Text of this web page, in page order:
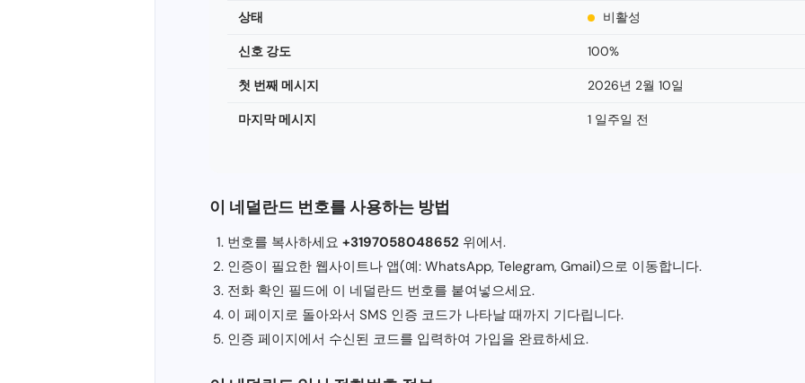
상태 비활성
신호 강도 100%
첫 번째 메시지 2026년 2월 10일
마지막 메시지 1 일주일 전
이 네덜란드 번호를 사용하는 방법
번호를 복사하세요 +3197058048652 위에서.
인증이 필요한 웹사이트나 앱(예: WhatsApp, Telegram, Gmail)으로 이동합니다.
전화 확인 필드에 이 네덜란드 번호를 붙여넣으세요.
이 페이지로 돌아와서 SMS 인증 코드가 나타날 때까지 기다립니다.
인증 페이지에서 수신된 코드를 입력하여 가입을 완료하세요.